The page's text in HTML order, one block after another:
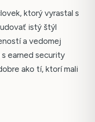
ktorý vyrastal s
istý štýl
a vedomej
s earned security
ako tí, ktorí mali